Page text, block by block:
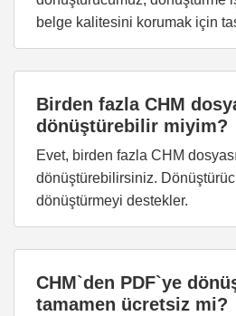
belge kalitesini korumak için
Birden fazla CHM
dönüştürebilir miyim?
Evet, birden fazla CHM
dönüştürebilirsiniz.
dönüştürmeyi destekler.
CHM`den PDF`ye
tamamen ücretsiz mi?